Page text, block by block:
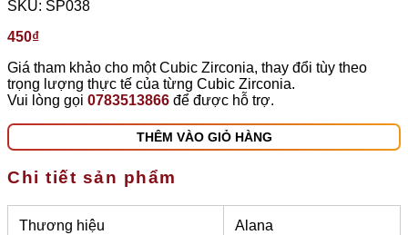
SKU: SP038
450₫
Giá tham khảo cho một Cubic Zirconia, thay đổi tùy theo
trọng lượng thực tế của từng Cubic Zirconia.
Vui lòng gọi 0783513866 để được hỗ trợ.
THÊM VÀO GIỎ HÀNG
Chi tiết sản phẩm
Thương hiệu Alana